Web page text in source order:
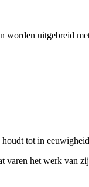
worden uitgebreid
tot in eeuwigheid
varen het werk van